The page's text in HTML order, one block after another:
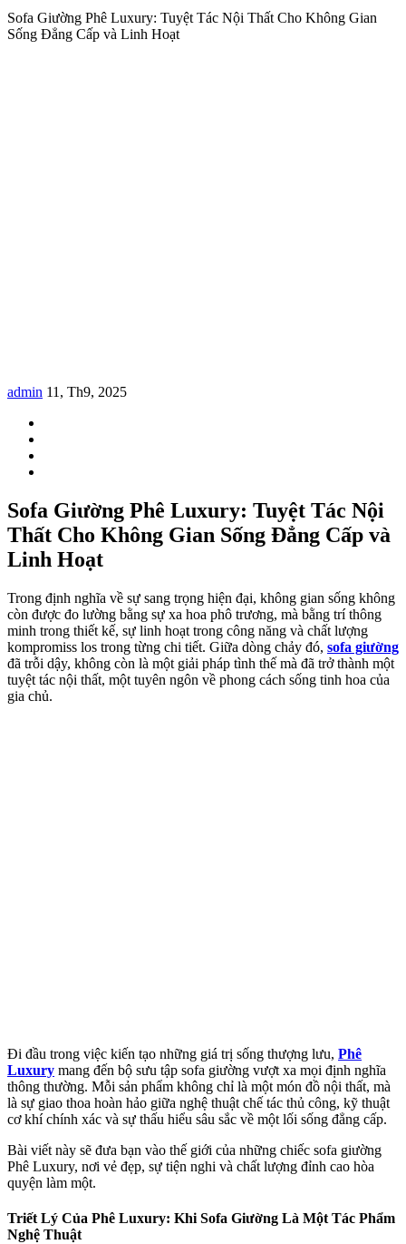
Sofa Giường Phê Luxury: Tuyệt Tác Nội Thất Cho Không Gian
Sống Đẳng Cấp và Linh Hoạt
admin 11, Th9, 2025
Sofa Giường Phê Luxury: Tuyệt Tác Nội
Thất Cho Không Gian Sống Đẳng Cấp và
Linh Hoạt
Trong định nghĩa về sự sang trọng hiện đại, không gian sống không
còn được đo lường bằng sự xa hoa phô trương, mà bằng trí thông
minh trong thiết kế, sự linh hoạt trong công năng và chất lượng
kompromiss los trong từng chi tiết. Giữa dòng chảy đó, sofa giường
đã trỗi dậy, không còn là một giải pháp tình thế mà đã trở thành một
tuyệt tác nội thất, một tuyên ngôn về phong cách sống tinh hoa của
gia chủ.
Đi đầu trong việc kiến tạo những giá trị sống thượng lưu, Phê
Luxury mang đến bộ sưu tập sofa giường vượt xa mọi định nghĩa
thông thường. Mỗi sản phẩm không chỉ là một món đồ nội thất, mà
là sự giao thoa hoàn hảo giữa nghệ thuật chế tác thủ công, kỹ thuật
cơ khí chính xác và sự thấu hiểu sâu sắc về một lối sống đẳng cấp.
Bài viết này sẽ đưa bạn vào thế giới của những chiếc sofa giường
Phê Luxury, nơi vẻ đẹp, sự tiện nghi và chất lượng đỉnh cao hòa
quyện làm một.
Triết Lý Của Phê Luxury: Khi Sofa Giường Là Một Tác Phẩm
Nghệ Thuật